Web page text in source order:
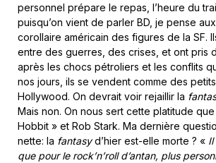
personnel prépare le repas, l’heure du
puisqu’on vient de parler BD, je pense
corollaire américain des figures de la SF.
entre des guerres, des crises, et ont pris
après les chocs pétroliers et les conflits
nos jours, ils se vendent comme des
Hollywood. On devrait voir rejaillir la
Mais non. On nous sert cette platitude
Hobbit » et Rob Stark. Ma dernière
nette: la fantasyd’hier est-elle morte ? « Il
que pour le rock’n’roll d’antan, plus